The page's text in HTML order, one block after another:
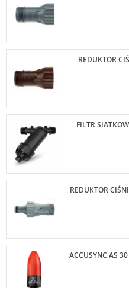
REDUKTOR
FILTR
REDUKTOR
ACCUSYNC AS